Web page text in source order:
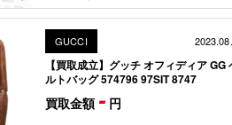
GUCCI
【買取成立】グッチ オフィディア GG
ルトバッグ 574796 97SIT 8747
買取金額- 円